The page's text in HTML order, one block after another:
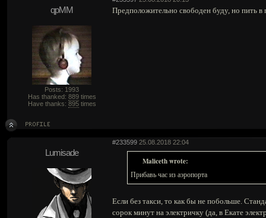
qpMM
Posts: 1993
Has thanked: 889times
Have thanks: 895times
Предположительно свободен буду, но пить в
#233599 25.08.2018 22:04
Lumisade
Maliceth wrote:
Прибавь час из аэропорта
Если без такси, то как бы не побольше.
сорок минут на электричку (да, в Екате